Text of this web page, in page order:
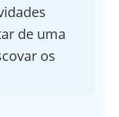
de uma
os